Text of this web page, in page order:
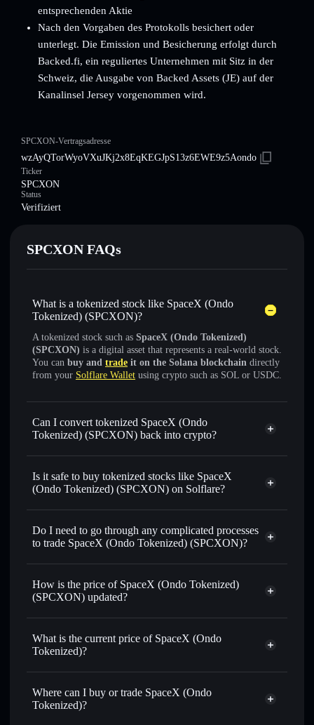
entsprechenden Aktie
Nach den Vorgaben des Protokolls besichert oder
unterlegt. Die Emission und Besicherung erfolgt durch
Backed.fi, ein reguliertes Unternehmen mit Sitz in der
Schweiz, die Ausgabe von Backed Assets (JE) auf der
Kanalinsel Jersey vorgenommen wird.
SPCXON-Vertragsadresse
wzAyQTorWyoVXuJKj2x8EqKEGJpS13z6EWE9z5Aondo
Ticker
SPCXON
Status
Verifiziert
SPCXON FAQs
What is a tokenized stock like SpaceX (Ondo
Tokenized) (SPCXON)?
A tokenized stock such as SpaceX (Ondo Tokenized)
(SPCXON) is a digital asset that represents a real-world stock.
You can buy and trade it on the Solana blockchain directly
from your Solflare Wallet using crypto such as SOL or USDC.
Can I convert tokenized SpaceX (Ondo
Tokenized) (SPCXON) back into crypto?
SpaceX (Ondo Tokenized)
Is it safe to buy tokenized stocks like SpaceX
(Ondo Tokenized) (SPCXON) on Solflare?
1:1 backed,
Do I need to go through any complicated processes
to trade SpaceX (Ondo Tokenized) (SPCXON)?
How is the price of SpaceX (Ondo Tokenized)
(SPCXON) updated?
SpaceX (Ondo Tokenized)
What is the current price of SpaceX (Ondo
Tokenized)?
SpaceX (Ondo Tokenized)
$137.476
Where can I buy or trade SpaceX (Ondo
Tokenized)?